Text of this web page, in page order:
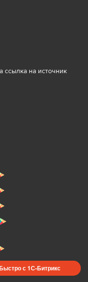
ссылка на источник
с 1С-Битрикс